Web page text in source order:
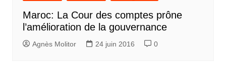
Maroc: La Cour des comptes prône
l’amélioration de la gouvernance
Agnès Molitor 24 juin 2016 0